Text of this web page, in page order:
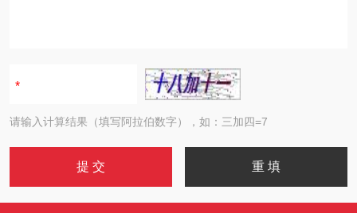
请输入计算结果（填写阿拉伯数字），如：三加四=7